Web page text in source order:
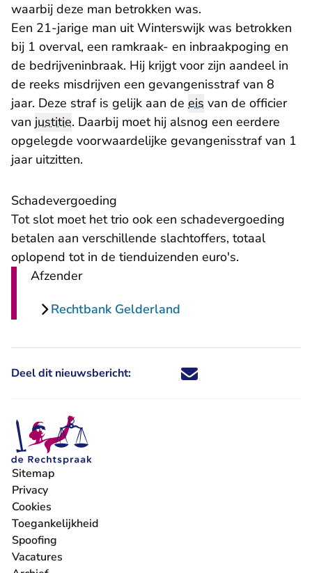
waarbij deze man betrokken was.
Een 21-jarige man uit Winterswijk was betrokken
bij 1 overval, een ramkraak- en inbraakpoging en
de bedrijveninbraak. Hij krijgt voor zijn aandeel in
de reeks misdrijven een gevangenisstraf van 8
jaar. Deze straf is gelijk aan de eis van de officier
van justitie. Daarbij moet hij alsnog een eerdere
opgelegde voorwaardelijke gevangenisstraf van 1
jaar uitzitten.
Schadevergoeding
Tot slot moet het trio ook een schadevergoeding
betalen aan verschillende slachtoffers, totaal
oplopend tot in de tienduizenden euro's.
Afzender
Rechtbank Gelderland
Deel dit nieuwsbericht: Deel dit nieuwsbericht via X -
Deel dit nieuwsbericht via
Deel dit nieuwsbericht
Deel dit
Sitemap
Privacy
Cookies
Toegankelijkheid
Spoofing
Vacatures
- U verlaat Rechtspraak.nl